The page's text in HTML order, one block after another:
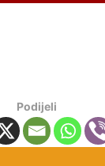
Podijeli